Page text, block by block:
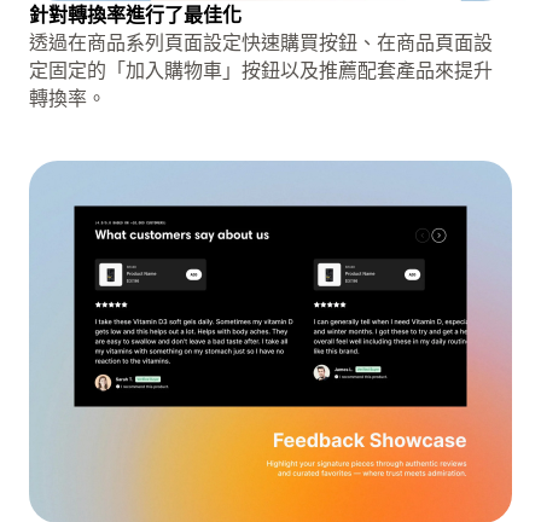
針對轉換率進行了最佳化
透過在商品系列頁面設定快速購買按鈕、在商品頁面設
定固定的「加入購物車」按鈕以及推薦配套產品來提升
轉換率。